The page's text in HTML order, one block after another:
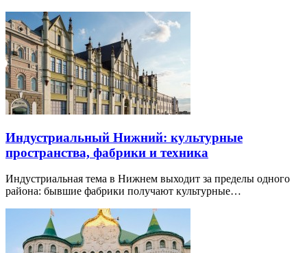
Индустриальный Нижний: культурные
пространства, фабрики и техника
Индустриальная тема в Нижнем выходит за пределы одного
района: бывшие фабрики получают культурные…